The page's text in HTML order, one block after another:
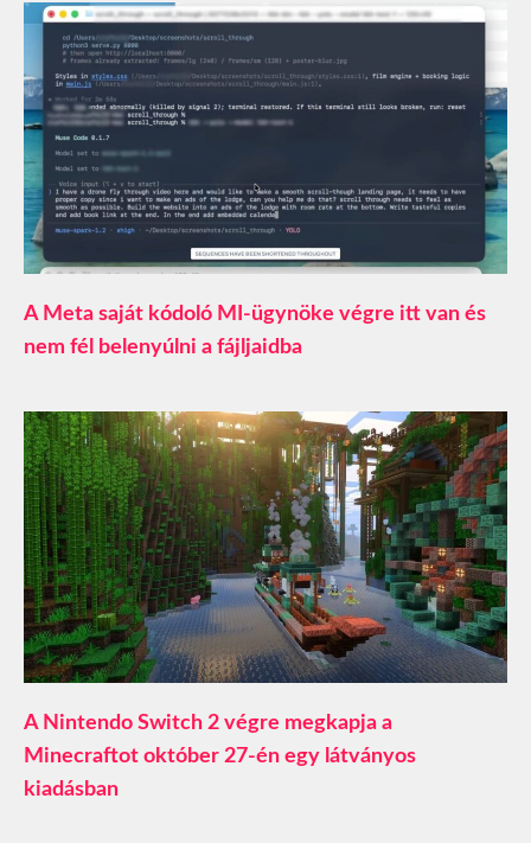
A Meta saját kódoló MI-ügynöke végre itt van és
nem fél belenyúlni a fájljaidba
A Nintendo Switch 2 végre megkapja a
Minecraftot október 27-én egy látványos
kiadásban